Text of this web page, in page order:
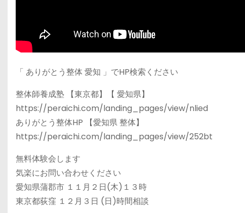
「 ありがとう整体 愛知 」でHP検索ください
整体師養成塾 【東京都】【 愛知県】
https://peraichi.com/landing_pages/view/nlied
ありがとう整体HP 【愛知県 整体】
https://peraichi.com/landing_pages/view/252bt
無料体験会します
気楽にお問い合わせください
愛知県蒲郡市 １１月２日(木)１３時
東京都荻窪 １２月３日 (日)時間相談